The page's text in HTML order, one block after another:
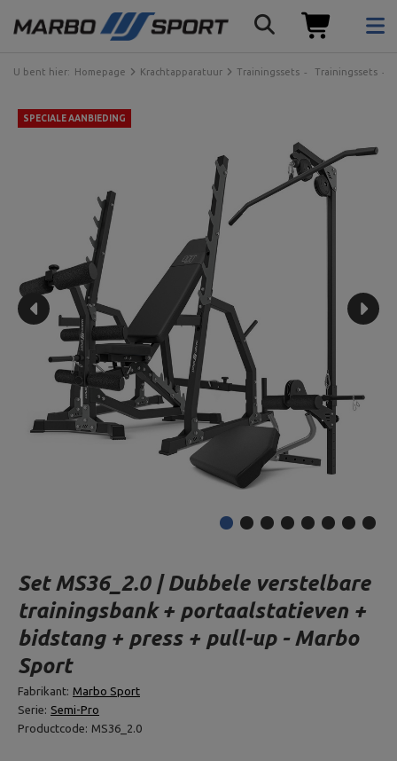
U bent hier: Homepage Krachtapparatuur Trainingssets Trainingssets
SPECIALE AANBIEDING
Set MS36_2.0 | Dubbele verstelbare
trainingsbank + portaalstatieven +
bidstang + press + pull-up - Marbo
Sport
Fabrikant: Marbo Sport
Serie: Semi-Pro
Productcode: MS36_2.0